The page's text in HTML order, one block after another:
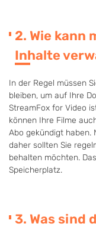
2. Wie kann
Inhalte
In der Regel müssen
bleiben, um auf Ihre
StreamFox for Video
können Ihre Filme
Abo gekündigt haben.
daher sollten Sie
behalten möchten.
Speicherplatz.
3. Was sind